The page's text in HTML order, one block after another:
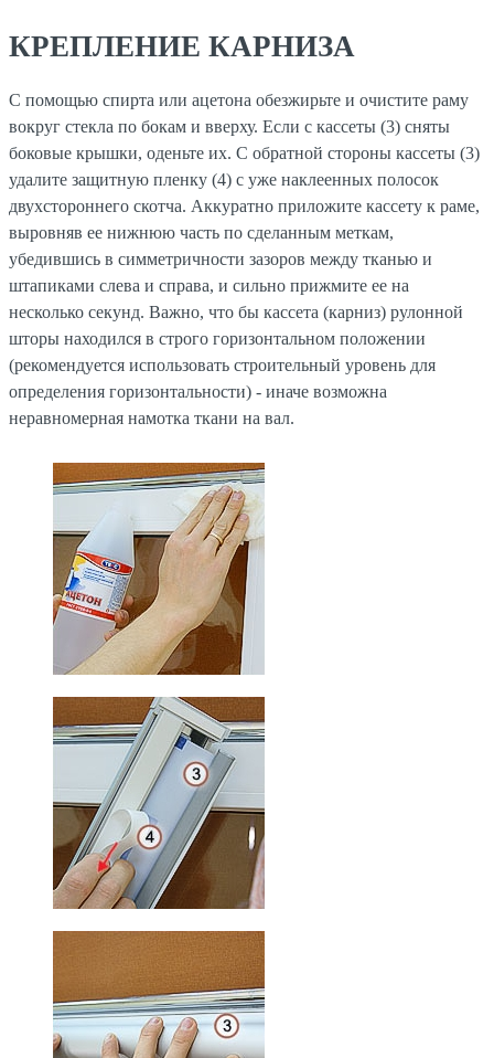
КРЕПЛЕНИЕ КАРНИЗА
С помощью спирта или ацетона обезжирьте и очистите раму
вокруг стекла по бокам и вверху. Если с кассеты (3) сняты
боковые крышки, оденьте их. С обратной стороны кассеты (3)
удалите защитную пленку (4) с уже наклеенных полосок
двухстороннего скотча. Аккуратно приложите кассету к раме,
выровняв ее нижнюю часть по сделанным меткам,
убедившись в симметричности зазоров между тканью и
штапиками слева и справа, и сильно прижмите ее на
несколько секунд. Важно, что бы кассета (карниз) рулонной
шторы находился в строго горизонтальном положении
(рекомендуется использовать строительный уровень для
определения горизонтальности) - иначе возможна
неравномерная намотка ткани на вал.